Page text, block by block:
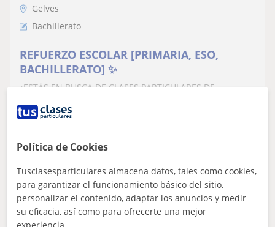
Gelves
Bachillerato
REFUERZO ESCOLAR [PRIMARIA, ESO,
BACHILLERATO] ✨
¿ESTÁS EN BUSCA DE CLASES PARTICULARES DE
SOMOS LA MEJOR OPCIÓN PARA TI!!Somos 🔹CENTRO
ver más Contactar
Política de Cookies
Tusclasesparticulares almacena datos, tales como cookies,
para garantizar el funcionamiento básico del sitio,
personalizar el contenido, adaptar los anuncios y medir
su eficacia, así como para ofrecerte una mejor
experiencia.